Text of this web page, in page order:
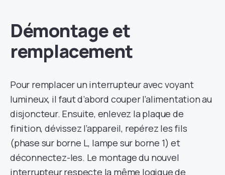
Démontage et
remplacement
Pour remplacer un interrupteur avec voyant
lumineux, il faut d’abord couper l’alimentation au
disjoncteur. Ensuite, enlevez la plaque de
finition, dévissez l’appareil, repérez les fils
(phase sur borne L, lampe sur borne 1) et
déconnectez-les. Le montage du nouvel
interrupteur respecte la même logique de